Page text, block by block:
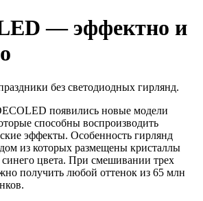
— эффектно и
без светодиодных гирлянд.
появились новые модели
способны воспроизводить
эффекты. Особенность гирлянд
из которых размещены кристаллы
синего цвета. При смешивании трех
получить любой оттенок из 65 млн